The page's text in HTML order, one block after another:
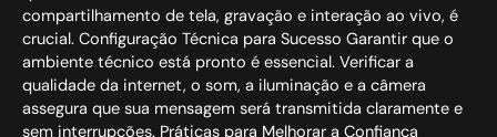
compartilhamento de tela, gravação e interação ao vivo, é
crucial. Configuração Técnica para Sucesso Garantir que o
ambiente técnico está pronto é essencial. Verificar a
qualidade da internet, o som, a iluminação e a câmera
assegura que sua mensagem será transmitida claramente e
sem interrupções. Práticas para Melhorar a Confiança